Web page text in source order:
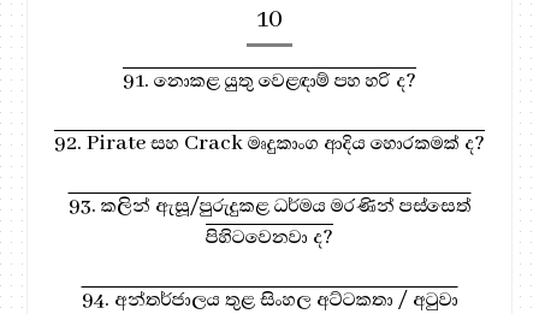
10
91. නොකළ යුතු වෙළඳාම් පහ හරි ද?
92. Pirate සහ Crack මෘදුකාංග ආදිය හොරකමක් ද?
93. කලින් ඇසූ/පුරුදුකළ ධර්මය මරණින් පස්සෙත්
පිහිටවෙනවා ද?
94. අන්තර්ජාලය තුළ සිංහල අට්ටකතා / අටුවා